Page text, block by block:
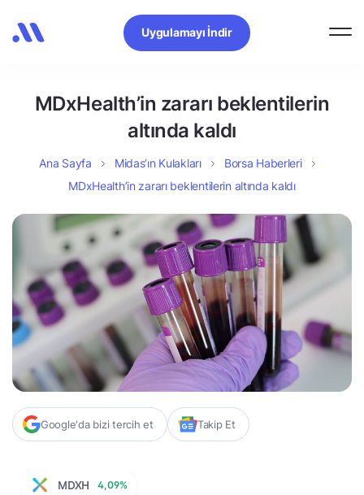
Uygulamayı İndir
MDxHealth’in zararı beklentilerin
altında kaldı
Ana Sayfa Midas’ın Kulakları
Borsa Haberleri
MDxHealth’in zararı beklentilerin altında kaldı
Google'da bizi tercih et Takip Et
MDXH 4,09%